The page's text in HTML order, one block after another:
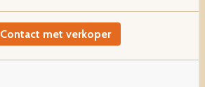
Contact met verkoper